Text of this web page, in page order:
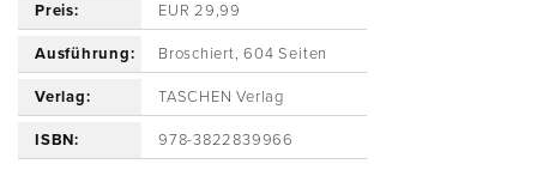
Preis: EUR 29,99
Ausführung: Broschiert, 604 Seiten
Verlag: TASCHEN Verlag
ISBN: 978-3822839966